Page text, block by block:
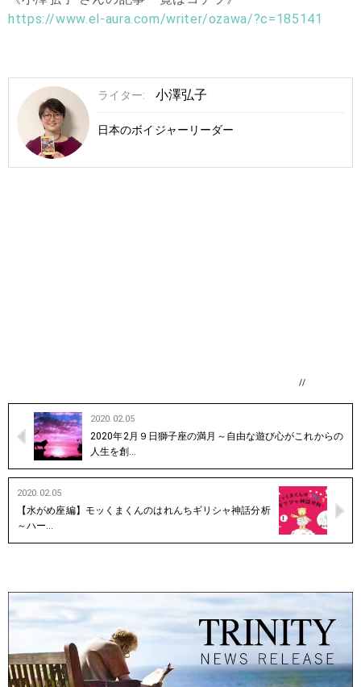
https://www.el-aura.com/writer/ozawa/?c=185141
ライター: 小澤弘子
日本のボイジャーリーダー
//
2020.02.05
2020年2月９日獅子座の満月～自由な遊び心がこれからの
人生を創…
2020.02.05
【水がめ座編】モッくまくんのはれんちギリシャ神話分析
～ハー…